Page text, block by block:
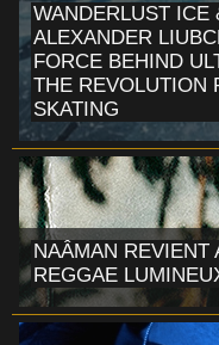
WANDERLUST
ALEXANDER
FORCE BEHIND
THE REVOLUTION
SKATING
NAÂMAN REVIENT
REGGAE